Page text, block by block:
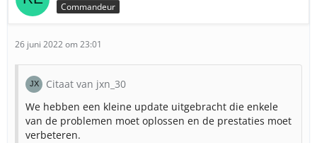
Commandeur
26 juni 2022 om 23:01
Citaat van jxn_30
We hebben een kleine update uitgebracht die enkele
van de problemen moet oplossen en de prestaties moet
verbeteren.